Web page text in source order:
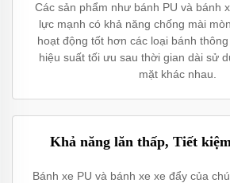
Các sản phẩm như bánh PU và bánh
lực mạnh có khả năng chống mài
hoạt động tốt hơn các loại bánh
hiệu suất tối ưu sau thời gian dài sử
mặt khác nhau.
Khả năng lăn thấp, Tiết
Bánh xe PU và bánh xe xe đẩy của